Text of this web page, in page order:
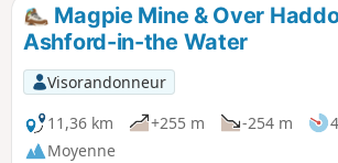
Magpie Mine & Over
Ashford-in-the Water
Visorandonneur
11,36 km
+255 m -254 m
Moyenne